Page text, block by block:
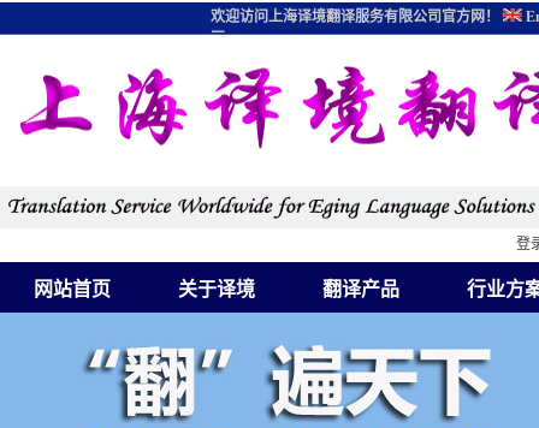
网站首页 关于译境 翻译产品 行业方
登
欢迎访问上海译境翻译服务有限公司官方网！
图